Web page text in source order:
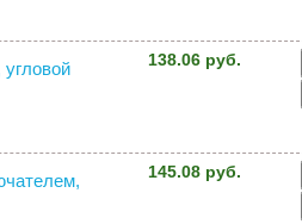
138.06 руб.
145.08 руб.